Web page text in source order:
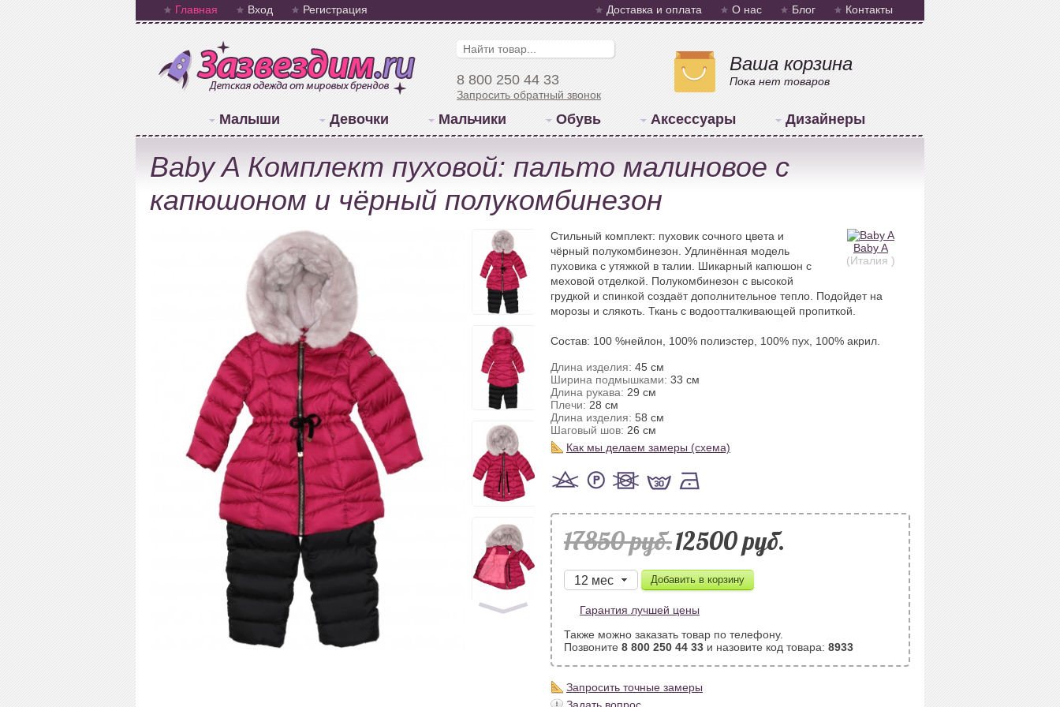
Главная Вход Регистрация Доставка и оплата О нас Блог Контакты
Ваша корзина
Пока нет товаров
8 800 250 44 33
Запросить обратный звонок
Малыши Девочки Мальчики Обувь Аксессуары Дизайнеры
Baby A Комплект пуховой: пальто малиновое с
капюшоном и чёрный полукомбинезон
Baby A
(Италия )
Стильный комплект: пуховик сочного цвета и
чёрный полукомбинезон. Удлинённая модель
пуховика с утяжкой в талии. Шикарный капюшон с
меховой отделкой. Полукомбинезон с высокой
грудкой и спинкой создаёт дополнительное тепло. Подойдет на
морозы и слякоть. Ткань с водоотталкивающей пропиткой.
Состав: 100 %нейлон, 100% полиэстер, 100% пух, 100% акрил.
Длина изделия: 45 см
Ширина подмышками: 33 см
Длина рукава: 29 см
Плечи: 28 см
Длина изделия: 58 см
Шаговый шов: 26 см
Как мы делаем замеры (схема)
17850 pуб.12500 pуб.
Гарантия лучшей цены
Также можно заказать товар по телефону.
Позвоните 8 800 250 44 33 и назовите код товара: 8933
Запросить точные замеры